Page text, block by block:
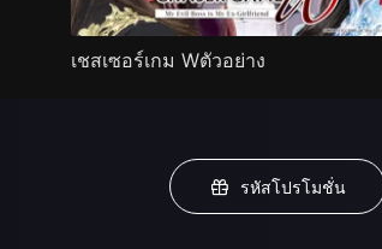
เชสเซอร์เกม Wตัวอย่าง
รหัสโปรโมชั่น